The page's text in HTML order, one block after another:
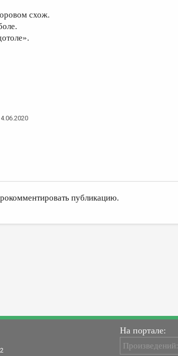
схож.
публикацию.
На портале:
Произведений: